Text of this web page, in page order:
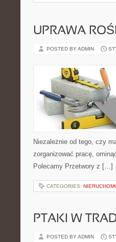
UPRAWA
POSTED BY ADMIN
Niezależnie od tego, czy
zorganizować pracę,
Polecamy Przetwory z […]
CATEGORIES:
PTAKI W
POSTED BY ADMIN